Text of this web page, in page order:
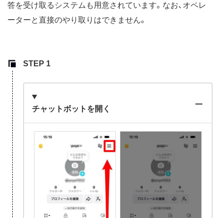
答を受け取るシステムも用意されています。なお、オペレ
ーターと直接のやり取りはできません。
チャットボットを開く